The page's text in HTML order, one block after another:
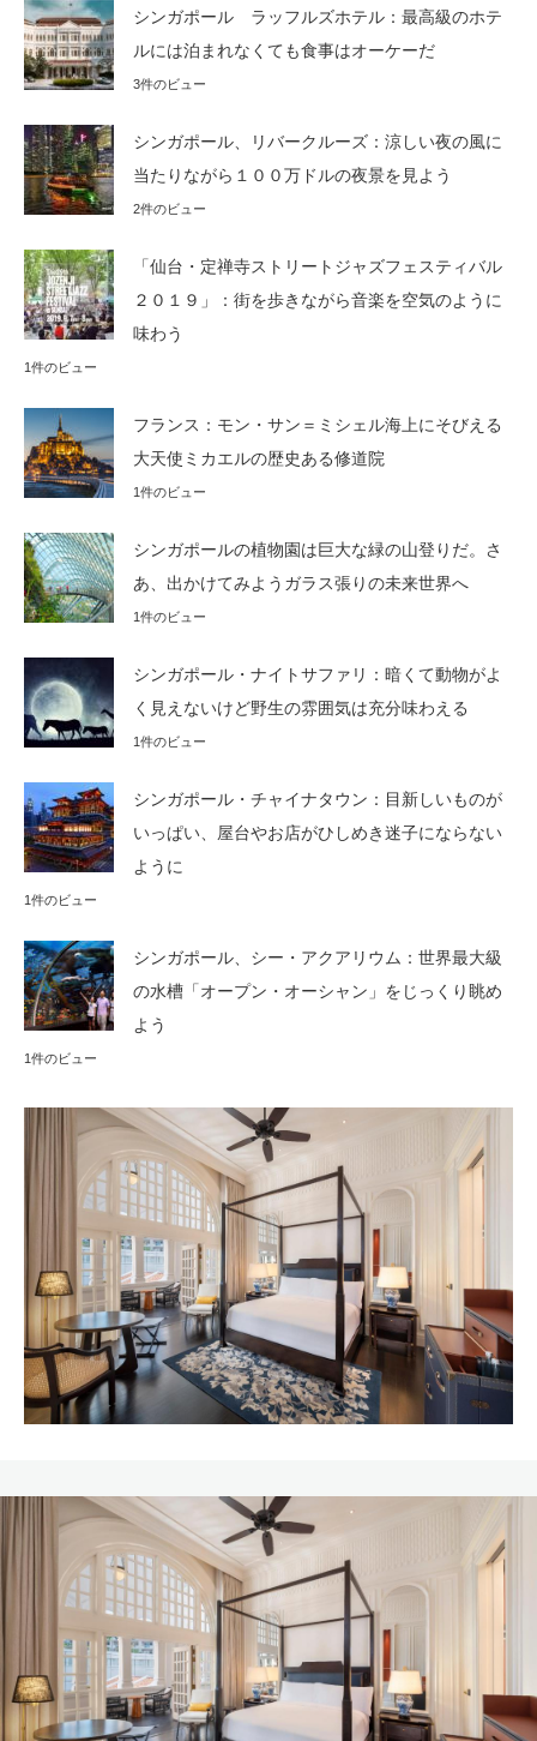
シンガポール ラッフルズホテル：最高級のホテ
ルには泊まれなくても食事はオーケーだ
3件のビュー
シンガポール、リバークルーズ：涼しい夜の風に
当たりながら１００万ドルの夜景を見よう
2件のビュー
「仙台・定禅寺ストリートジャズフェスティバル
２０１９」：街を歩きながら音楽を空気のように
味わう
1件のビュー
フランス：モン・サン＝ミシェル海上にそびえる
大天使ミカエルの歴史ある修道院
1件のビュー
シンガポールの植物園は巨大な緑の山登りだ。さ
あ、出かけてみようガラス張りの未来世界へ
1件のビュー
シンガポール・ナイトサファリ：暗くて動物がよ
く見えないけど野生の雰囲気は充分味わえる
1件のビュー
シンガポール・チャイナタウン：目新しいものが
いっぱい、屋台やお店がひしめき迷子にならない
ように
1件のビュー
シンガポール、シー・アクアリウム：世界最大級
の水槽「オープン・オーシャン」をじっくり眺め
よう
1件のビュー